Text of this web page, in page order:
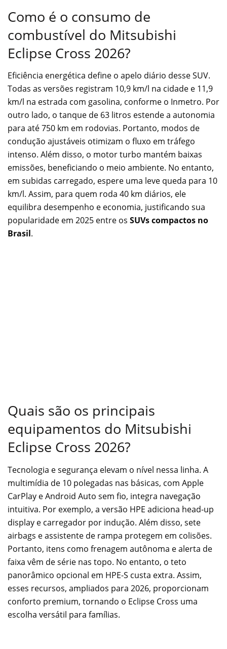
Como é o consumo de
combustível do Mitsubishi
Eclipse Cross 2026?
Eficiência energética define o apelo diário desse SUV.
Todas as versões registram 10,9 km/l na cidade e 11,9
km/l na estrada com gasolina, conforme o Inmetro. Por
outro lado, o tanque de 63 litros estende a autonomia
para até 750 km em rodovias. Portanto, modos de
condução ajustáveis otimizam o fluxo em tráfego
intenso. Além disso, o motor turbo mantém baixas
emissões, beneficiando o meio ambiente. No entanto,
em subidas carregado, espere uma leve queda para 10
km/l. Assim, para quem roda 40 km diários, ele
equilibra desempenho e economia, justificando sua
popularidade em 2025 entre os SUVs compactos no
Brasil.
Quais são os principais
equipamentos do Mitsubishi
Eclipse Cross 2026?
Tecnologia e segurança elevam o nível nessa linha. A
multimídia de 10 polegadas nas básicas, com Apple
CarPlay e Android Auto sem fio, integra navegação
intuitiva. Por exemplo, a versão HPE adiciona head-up
display e carregador por indução. Além disso, sete
airbags e assistente de rampa protegem em colisões.
Portanto, itens como frenagem autônoma e alerta de
faixa vêm de série nas topo. No entanto, o teto
panorâmico opcional em HPE-S custa extra. Assim,
esses recursos, ampliados para 2026, proporcionam
conforto premium, tornando o Eclipse Cross uma
escolha versátil para famílias.